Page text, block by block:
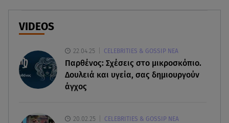
Hyundai και Healthy Seas: Καθάρισαν 36 τόνους
Οι ερωτικές προβλέψεις για την εβδομάδα
10/08/2026 - 16/08/2026
στις διακοπές
VIDEOS
22.04.25 CELEBRITIES & GOSSIP ΝΕΑ
Παρθένος: Σχέσεις στο μικροσκόπιο.
Δουλειά και υγεία, σας δημιουργούν
άγχος
20.02.25 CELEBRITIES & GOSSIP ΝΕΑ